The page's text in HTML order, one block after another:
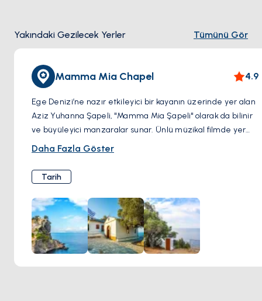
Yakındaki Gezilecek Yerler Tümünü Gör
Mamma Mia Chapel 4.9
Ege Denizi’ne nazır etkileyici bir kayanın üzerinde yer alan
Aziz Yuhanna Şapeli, "Mamma Mia Şapeli" olarak da bilinir
ve büyüleyici manzaralar sunar. Ünlü müzikal filmde yer
alan bu ikonik nokta, hem hayranları hem de gezginler için
tırmanarak ulaşılan şapelde huzur ve sinematik tarihin
buluşmasına tanık olabilirsiniz. Mamma Mia Şapeli, hem
manevi atmosferi hem de etkileyici manzaralarıyla
unutulmaz bir deneyim vaat ediyor.
Daha Fazla Göster
Tarih